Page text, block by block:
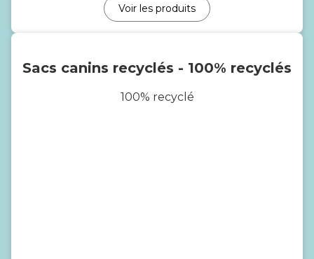
Voir les produits
Sacs canins recyclés - 100% recyclés
100% recyclé